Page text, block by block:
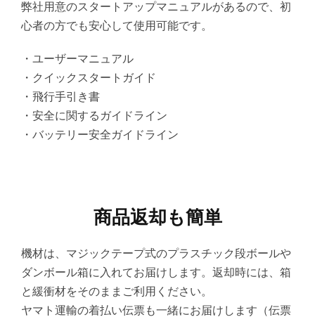
弊社用意のスタートアップマニュアルがあるので、初
心者の方でも安心して使用可能です。
・ユーザーマニュアル
・クイックスタートガイド
・飛行手引き書
・安全に関するガイドライン
・バッテリー安全ガイドライン
商品返却も簡単
機材は、マジックテープ式のプラスチック段ボールや
ダンボール箱に入れてお届けします。返却時には、箱
と緩衝材をそのままご利用ください。
ヤマト運輸の着払い伝票も一緒にお届けします（伝票